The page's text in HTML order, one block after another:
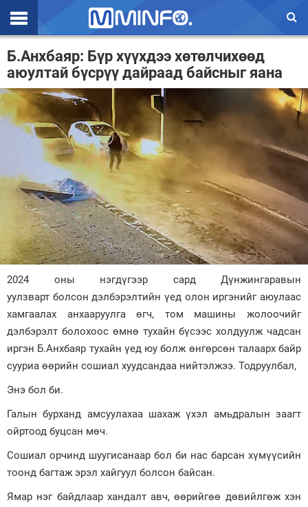
Эхлэл
Цаг агаар
Валют ханш
Улс төр
Эдийн засаг
Үзэл бодол
Спорт
Нийгэм
Дэлхий
Энтертайнмэнт
Зурхай
Б.Анхбаяр: Бүр хүүхдээ хөтөлчихөөд
аюултай бүсрүү дайраад байсныг яана
2024 оны нэгдүгээр сард Дүнжингаравын
уулзварт болсон дэлбэрэлтийн үед олон иргэнийг аюулаас
хамгаалах анхааруулга өгч, том машины жолоочийг
дэлбэрэлт болохоос өмнө тухайн бүсээс холдуулж чадсан
иргэн Б.Анхбаяр тухайн үед юу болж өнгөрсөн талаарх байр
сууриа өөрийн сошиал хуудсандаа нийтэлжээ. Тодруулбал,
Энэ бол би.
Галын бурханд амсуулахаа шахаж үхэл амьдралын заагт
ойртоод буцсан мөч.
Сошиал орчинд шуугисанаар бол би нас барсан хүмүүсийн
тоонд багтаж эрэл хайгуул болсон байсан.
Ямар нэг байдлаар хандалт авч, өөрийгөө дөвийлгөж хэн